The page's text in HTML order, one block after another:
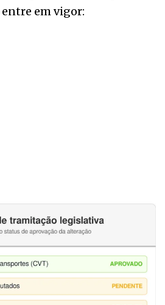
entre em vigor: